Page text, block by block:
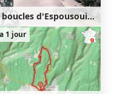
Les boucles d'Espousouille
36km
830m
830m
1 jour